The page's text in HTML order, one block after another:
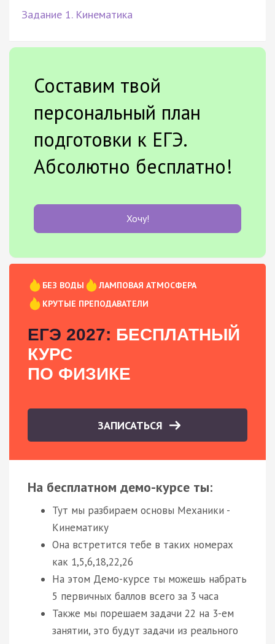
Задание 1. Кинематика
Составим твой
персональный план
подготовки к ЕГЭ.
Абсолютно бесплатно!
Хочу!
БЕЗ ВОДЫ
ЛАМПОВАЯ АТМОСФЕРА
КРУТЫЕ ПРЕПОДАВАТЕЛИ
ЕГЭ 2027: БЕСПЛАТНЫЙ
КУРС
ПО ФИЗИКЕ
ЗАПИСАТЬСЯ
На бесплатном демо-курсе ты:
Тут мы разбираем основы Механики -
Кинематику
Она встретится тебе в таких номерах
как 1,5,6,18,22,26
На этом Демо-курсе ты можешь набрать
5 первичных баллов всего за 3 часа
Также мы порешаем задачи 22 на 3-ем
занятии, это будут задачи из реального